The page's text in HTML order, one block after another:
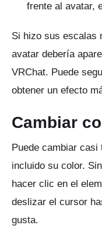
frente al avatar,
Si hizo sus escalas
avatar debería
VRChat. Puede
obtener un efecto
Cambiar
Puede cambiar
incluido su color.
hacer clic en el
deslizar el cursor
gusta.